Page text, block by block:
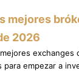
mejores
2026
exchanges
para empezar a